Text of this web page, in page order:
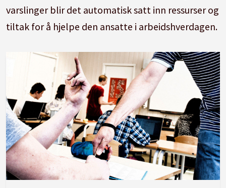
varslinger blir det automatisk satt inn ressurser og
tiltak for å hjelpe den ansatte i arbeidshverdagen.